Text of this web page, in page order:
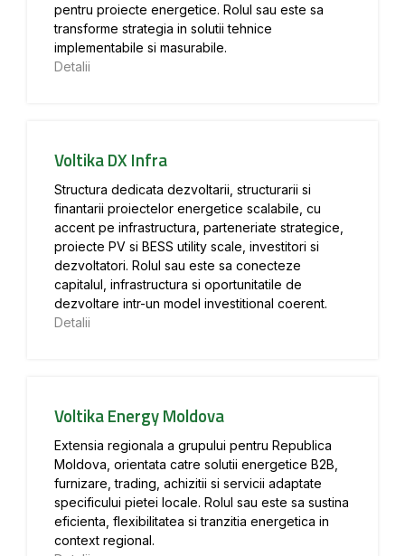
pentru proiecte energetice. Rolul sau este sa
transforme strategia in solutii tehnice
implementabile si masurabile.
Detalii
Voltika DX Infra
Structura dedicata dezvoltarii, structurarii si
finantarii proiectelor energetice scalabile, cu
accent pe infrastructura, parteneriate strategice,
proiecte PV si BESS utility scale, investitori si
dezvoltatori. Rolul sau este sa conecteze
capitalul, infrastructura si oportunitatile de
dezvoltare intr-un model investitional coerent.
Detalii
Voltika Energy Moldova
Extensia regionala a grupului pentru Republica
Moldova, orientata catre solutii energetice B2B,
furnizare, trading, achizitii si servicii adaptate
specificului pietei locale. Rolul sau este sa sustina
eficienta, flexibilitatea si tranzitia energetica in
context regional.